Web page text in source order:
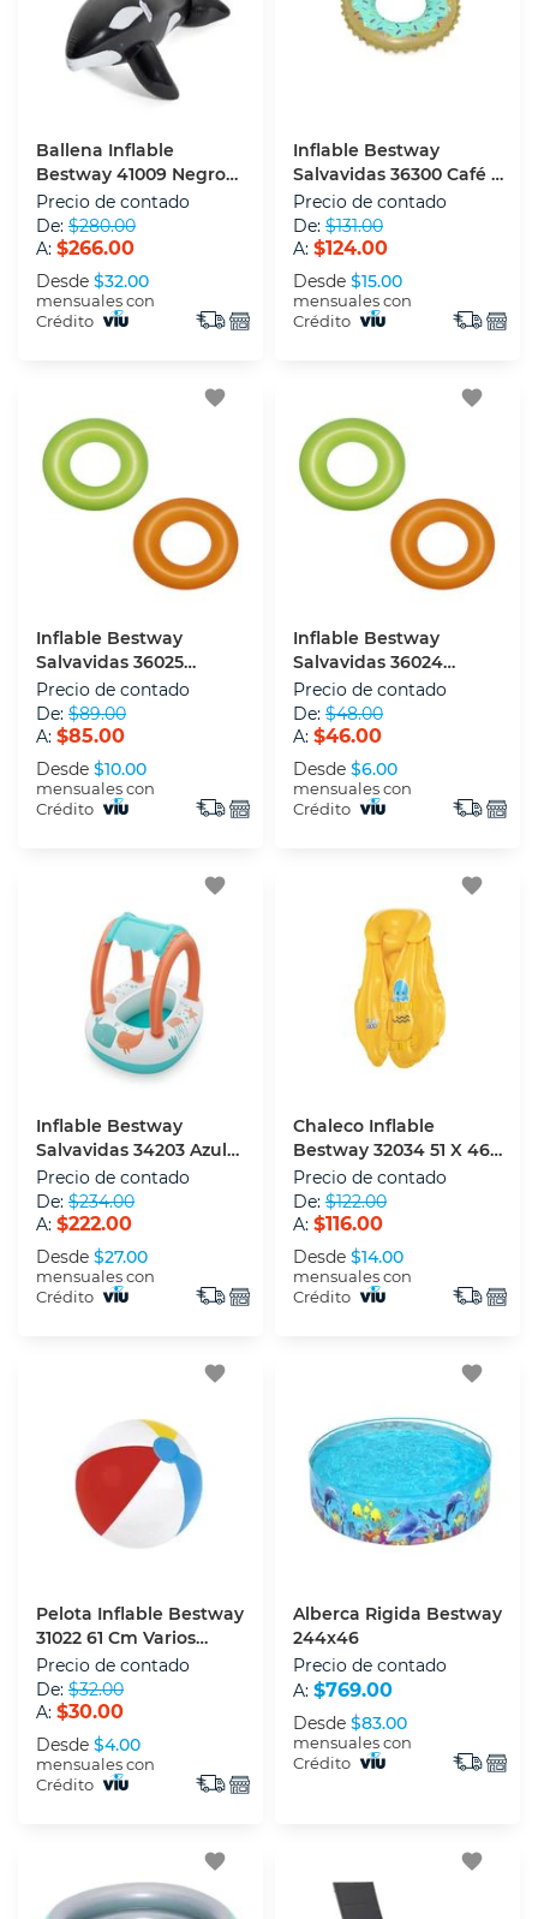
Ballena Inflable
Bestway 41009 Negro
203 X 102 Cm
Precio de contado
De: $280.00
A: $266.00
Desde $32.00
mensuales con
Crédito
Inflable Bestway
Salvavidas 36300 Café 91
Cm
Precio de contado
De: $131.00
A: $124.00
Desde $15.00
mensuales con
Crédito
favorite
Inflable Bestway
Salvavidas 36025
Multicolor 91 Cm
Precio de contado
De: $89.00
A: $85.00
Desde $10.00
mensuales con
Crédito
favorite
Inflable Bestway
Salvavidas 36024
Multicolor 76 Cm
Precio de contado
De: $48.00
A: $46.00
Desde $6.00
mensuales con
Crédito
favorite
Inflable Bestway
Salvavidas 34203 Azul
84 X 67 Cm
Precio de contado
De: $234.00
A: $222.00
Desde $27.00
mensuales con
Crédito
favorite
Chaleco Inflable
Bestway 32034 51 X 46
Cm Amarillo
Precio de contado
De: $122.00
A: $116.00
Desde $14.00
mensuales con
Crédito
favorite
Pelota Inflable Bestway
31022 61 Cm Varios
Colores
Precio de contado
De: $32.00
A: $30.00
Desde $4.00
mensuales con
Crédito
favorite
Alberca Rigida Bestway
244x46
Precio de contado
A: $769.00
Desde $83.00
mensuales con
Crédito
favorite favorite